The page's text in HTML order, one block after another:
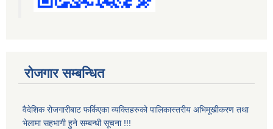
रोजगार सम्बन्धित
वैदेशिक रोजगारीबाट फर्किएका व्यक्तिहरुको पालिकास्तरीय अभिमूखीकरण तथा
भेलामा सहभागी हुने सम्बन्धी सूचना !!!